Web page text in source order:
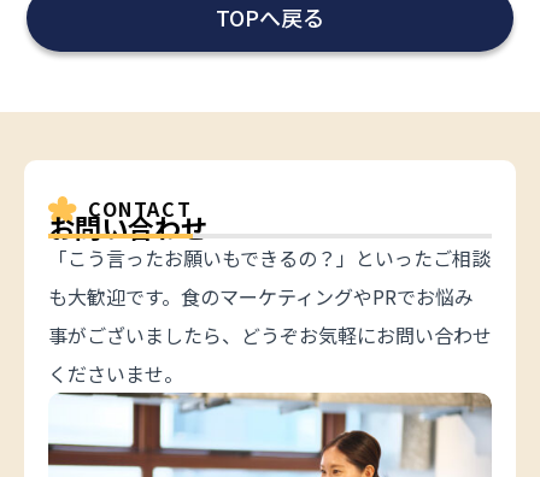
TOPへ戻る
CONTACT
お問い合わせ
「こう言ったお願いもできるの？」といったご相談
も大歓迎です。食のマーケティングやPRでお悩み
事がございましたら、どうぞお気軽にお問い合わせ
くださいませ。